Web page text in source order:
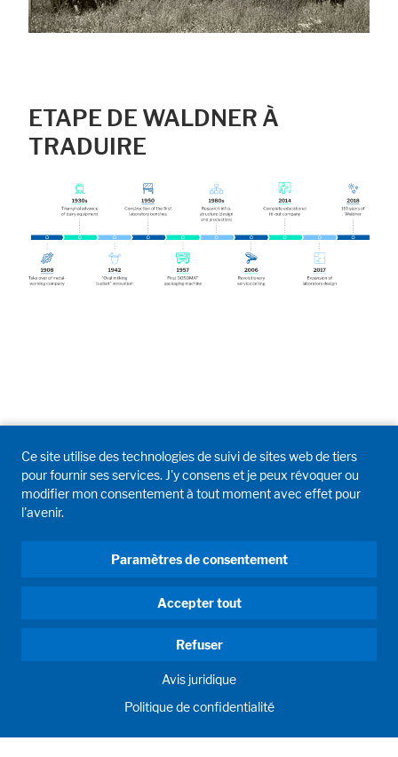
ETAPE DE WALDNER À
TRADUIRE
Ce site utilise des technologies de suivi de sites web de tiers
pour fournir ses services. J'y consens et je peux révoquer ou
modifier mon consentement à tout moment avec effet pour
l'avenir.
Paramètres de consentement
Accepter tout
Refuser
Avis juridique
Politique de confidentialité
Accepter tout
Avis juridique Politique de confidentialité